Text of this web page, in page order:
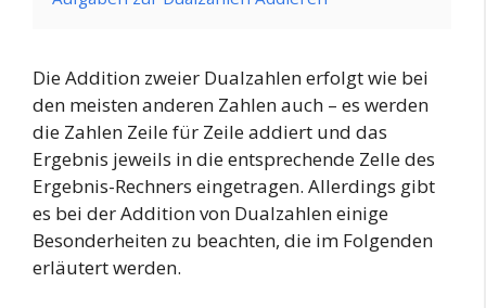
Die Addition zweier Dualzahlen erfolgt wie bei
den meisten anderen Zahlen auch – es werden
die Zahlen Zeile für Zeile addiert und das
Ergebnis jeweils in die entsprechende Zelle des
Ergebnis-Rechners eingetragen. Allerdings gibt
es bei der Addition von Dualzahlen einige
Besonderheiten zu beachten, die im Folgenden
erläutert werden.